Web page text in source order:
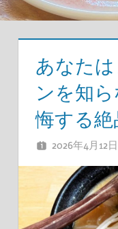
あなた
ンを知
悔する
2026年4月12日